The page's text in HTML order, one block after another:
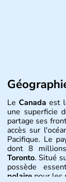
Le Canada est
une superficie
partage ses
accès sur
Pacifique. Le
dont 8
Toronto. Situé
possède
polaire pour les